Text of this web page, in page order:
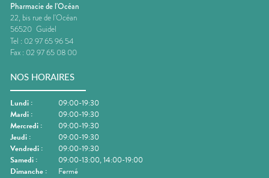
Pharmacie de l'Océan
22, bis rue de l'Océan
56520 Guidel
Tel : 02 97 65 96 54
Fax : 02 97 65 08 00
NOS HORAIRES
Lundi :
09:00-19:30
Mardi :
09:00-19:30
Mercredi :
09:00-19:30
Jeudi :
09:00-19:30
Vendredi :
09:00-19:30
Samedi :
09:00-13:00, 14:00-19:00
Dimanche : Fermé